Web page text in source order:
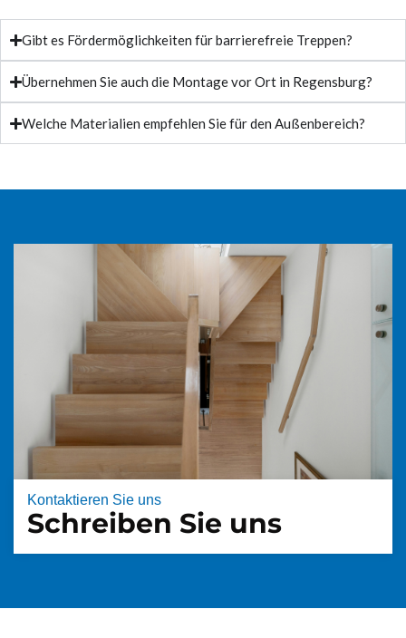
Gibt es Fördermöglichkeiten für barrierefreie Treppen?
Übernehmen Sie auch die Montage vor Ort in Regensburg?
Welche Materialien empfehlen Sie für den Außenbereich?
Kontaktieren Sie uns
Schreiben Sie uns